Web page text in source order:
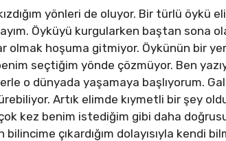
yönleri de oluyor. Bir türlü öykü
Öyküyü kurgularken baştan sona
olmak hoşuma gitmiyor. Öykünün bir
seçtiğim yönde çözmüyor. Ben
o dünyada yaşamaya başlıyorum.
Artık elimde kıymetli bir şey
kez benim istediğim gibi daha
çıkardığım dolayısıyla kendi